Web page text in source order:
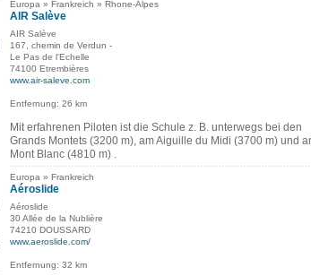
Europa » Frankreich » Rhone-Alpes
AIR Salève
AIR Salève
167, chemin de Verdun -
Le Pas de l'Echelle
74100 Etrembières
www.air-saleve.com
Entfernung: 26 km
Mit erfahrenen Piloten ist die Schule z. B. unterwegs bei den
Grands Montets (3200 m), am Aiguille du Midi (3700 m) und
Mont Blanc (4810 m) .
Europa » Frankreich
Aéroslide
Aéroslide
30 Allée de la Nublière
74210 DOUSSARD
www.aeroslide.com/
Entfernung: 32 km